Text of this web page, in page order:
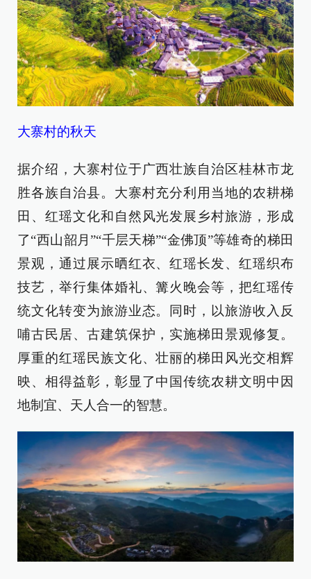
大寨村的秋天
据介绍，大寨村位于广西壮族自治区桂林市龙
胜各族自治县。大寨村充分利用当地的农耕梯
田、红瑶文化和自然风光发展乡村旅游，形成
了“西山韶月”“千层天梯”“金佛顶”等雄奇的梯田
景观，通过展示晒红衣、红瑶长发、红瑶织布
技艺，举行集体婚礼、篝火晚会等，把红瑶传
统文化转变为旅游业态。同时，以旅游收入反
哺古民居、古建筑保护，实施梯田景观修复。
厚重的红瑶民族文化、壮丽的梯田风光交相辉
映、相得益彰，彰显了中国传统农耕文明中因
地制宜、天人合一的智慧。